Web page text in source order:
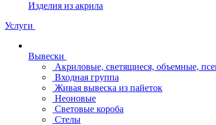
Изделия из акрила
Услуги
Вывески
Акриловые, светящиеся, объемные,
Входная группа
Живая вывеска из пайеток
Неоновые
Световые короба
Стелы